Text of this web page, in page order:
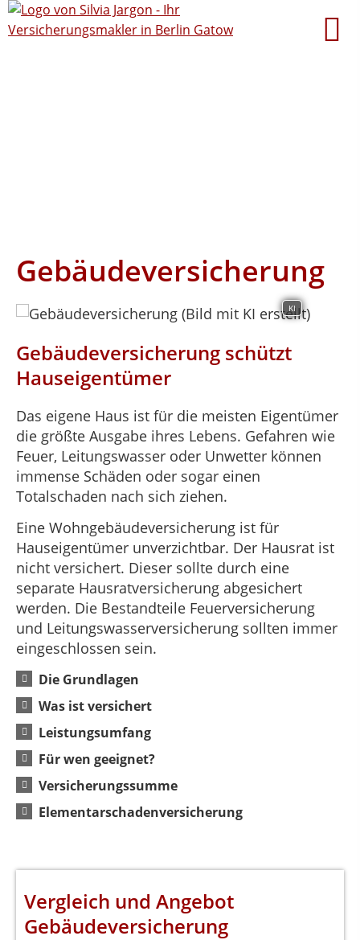
Gebäudeversicherung
KI
Gebäudeversicherung schützt
Hauseigentümer
Das eigene Haus ist für die meisten Eigentümer
die größte Ausgabe ihres Lebens. Gefahren wie
Feuer, Leitungswasser oder Unwetter können
immense Schäden oder sogar einen
Totalschaden nach sich ziehen.
Eine Wohngebäudeversicherung ist für
Hauseigentümer unverzichtbar. Der Hausrat ist
nicht versichert. Dieser sollte durch eine
separate Hausratversicherung abgesichert
werden. Die Bestandteile Feuerversicherung
und Leitungswasserversicherung sollten immer
eingeschlossen sein.
Die Grundlagen
Was ist versichert
Leistungsumfang
Für wen geeignet?
Versicherungssumme
Elementarschadenversicherung
Vergleich und Angebot
Gebäudeversicherung